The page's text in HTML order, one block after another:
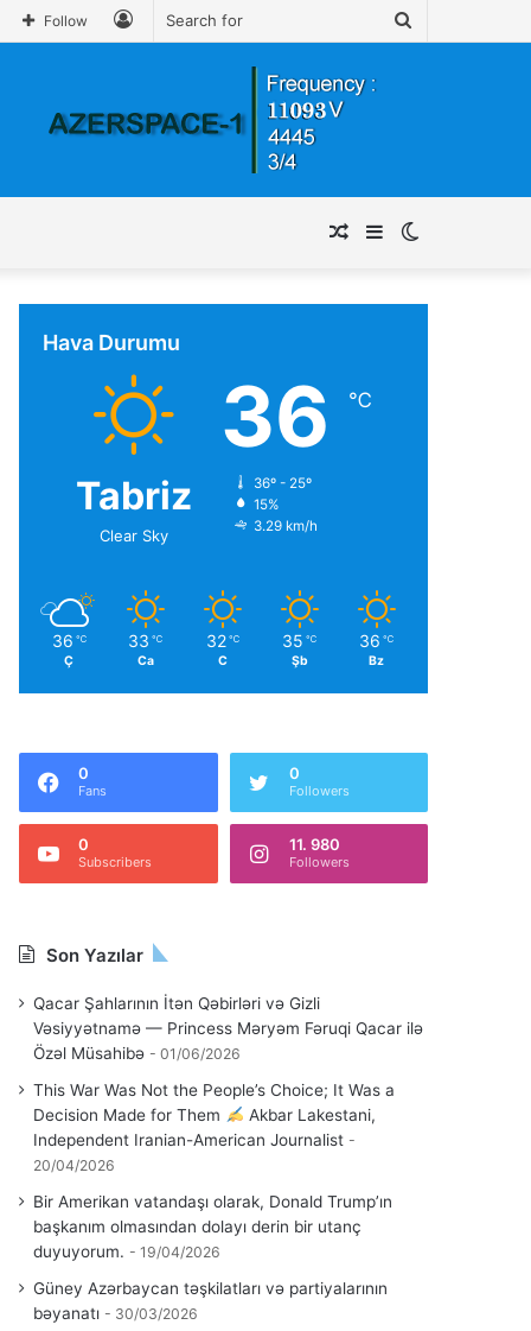
Follow
skin
Sidebar
Random
Article
Hava Durumu
Tabriz
Clear Sky
36 ℃
36º - 25º
15%
3.29 km/h
36 ℃
Ç
33 ℃
Ca
32 ℃
C
35 ℃
Şb
36 ℃
Bz
0
Fans
0
Followers
0
Subscribers
11. 980
Followers
Son Yazılar
Qacar Şahlarının İtən Qəbirləri və Gizli
Vəsiyyətnamə — Princess Məryəm Fəruqi Qacar ilə
Özəl Müsahibə
01/06/2026
This War Was Not the People’s Choice; It Was a
Decision Made for Them
Akbar Lakestani,
Independent Iranian-American Journalist
20/04/2026
Bir Amerikan vatandaşı olarak, Donald Trump’ın
başkanım olmasından dolayı derin bir utanç
duyuyorum.
19/04/2026
Güney Azərbaycan təşkilatları və partiyalarının
bəyanatı
30/03/2026